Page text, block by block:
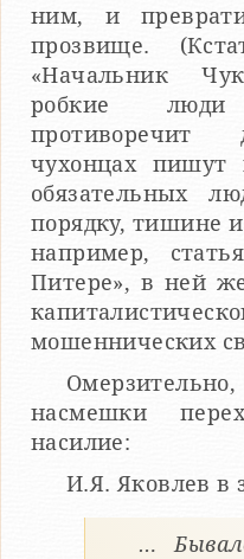
ним, и
прозвище.
«Начальник
робкие
противоречит
чухонцах пишут
обязательных
порядку, тишине
например,
Питере», в ней
мошеннических
насмешки
насилие:
И.Я. Яковлев в
…